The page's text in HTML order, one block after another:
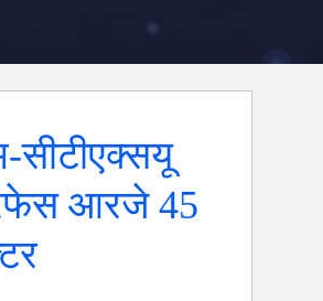
सीटीएक्सयू
आरजे 45